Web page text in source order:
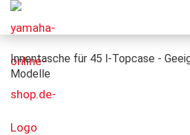
Innentasche für 45 l-Topcase -
Modelle